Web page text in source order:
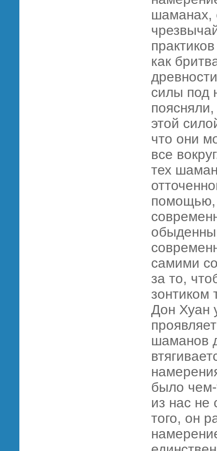
шаманах,
как
силы под
этой
что они
все
тех
помощью,
самими
за то,
зонтиком
Дон Хуан
шаманов
было
из нас не
того, он